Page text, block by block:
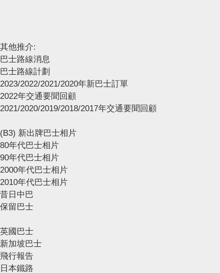
其他推介:
巴士路線消息
巴士路線計劃
2023/2022/2021/2020年新巴士訂單
2022年交通要聞回顧
2021/2020/2019/2018/2017年交通要聞回顧
(B3) 新出牌巴士相片
80年代巴士相片
90年代巴士相片
2000年代巴士相片
2010年代巴士相片
昔日中巴
保留巴士
英國巴士
新加坡巴士
飛行報告
日本鐵路